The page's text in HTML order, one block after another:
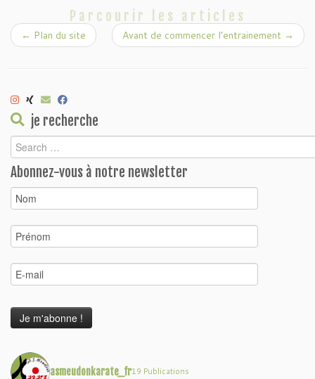
Parcourir les articles
← Plan du site Avant de commencer l’entrainement →
je recherche
Abonnez-vous à notre newsletter
asmeudonkarate_fr19 Publications